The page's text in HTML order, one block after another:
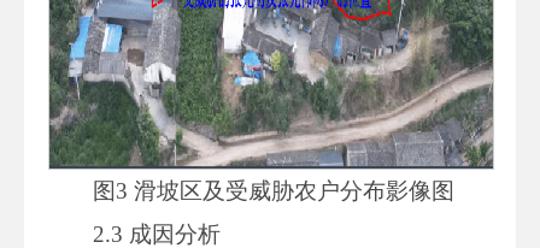
图3 滑坡区及受威胁农户分布影像图
2.3 成因分析